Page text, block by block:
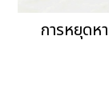
การหยุดห